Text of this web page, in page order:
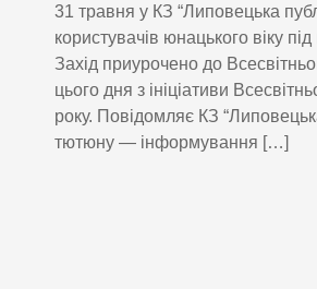
31 травня у КЗ “Липовецька
користувачів юнацького віку
Захід приурочено до
цього дня з ініціативи
року. Повідомляє КЗ
тютюну — інформування […]